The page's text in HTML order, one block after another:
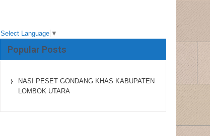
Select Language ▼
Popular Posts
NASI PESET GONDANG KHAS KABUPATEN
LOMBOK UTARA